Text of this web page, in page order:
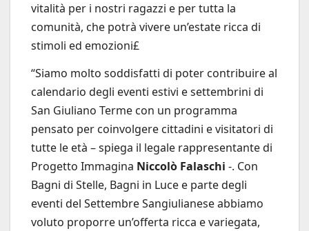
vitalità per i nostri ragazzi e per tutta la
comunità, che potrà vivere un’estate ricca di
stimoli ed emozioni£
“Siamo molto soddisfatti di poter contribuire al
calendario degli eventi estivi e settembrini di
San Giuliano Terme con un programma
pensato per coinvolgere cittadini e visitatori di
tutte le età – spiega il legale rappresentante di
Progetto Immagina Niccolò Falaschi -. Con
Bagni di Stelle, Bagni in Luce e parte degli
eventi del Settembre Sangiulianese abbiamo
voluto proporre un’offerta ricca e variegata,